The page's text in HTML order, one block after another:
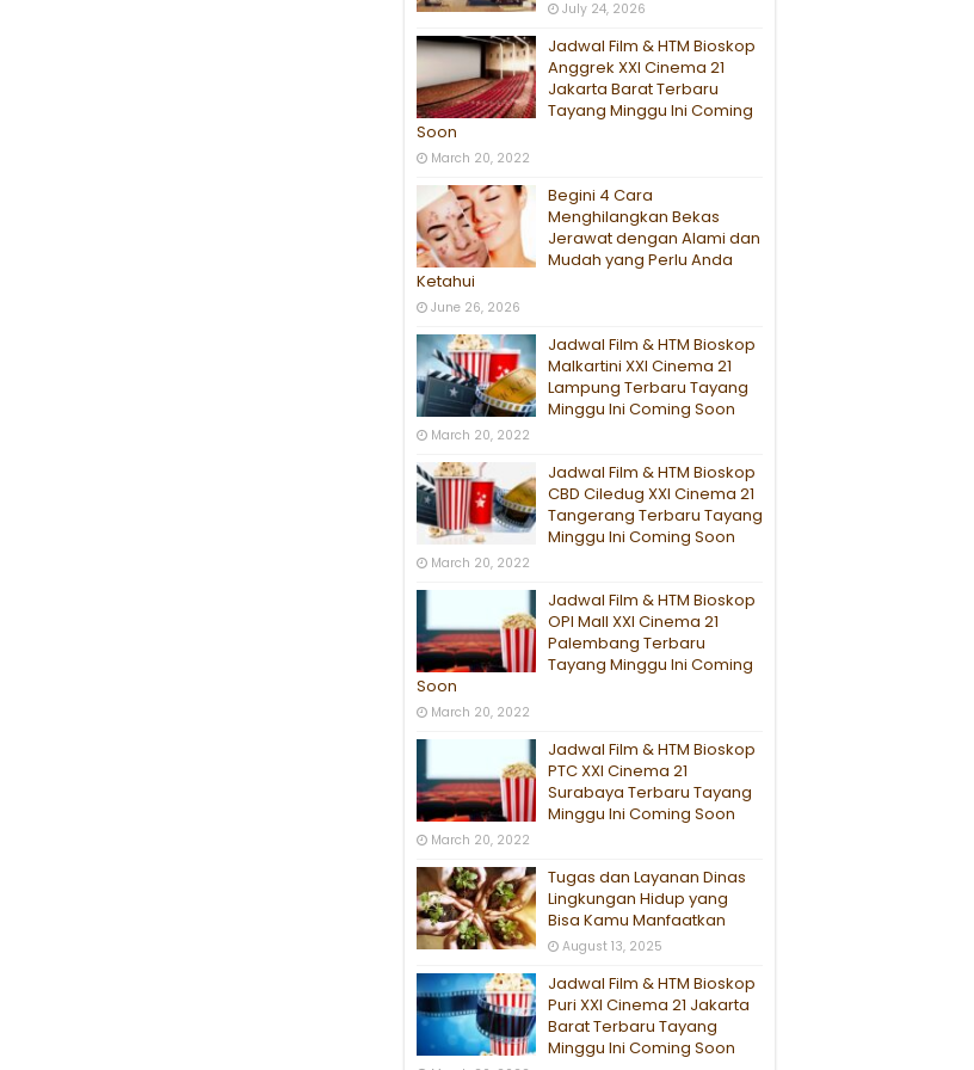
July 24, 2026
Jadwal Film & HTM Bioskop
Anggrek XXI Cinema 21
Jakarta Barat Terbaru
Tayang Minggu Ini Coming
Soon
March 20, 2022
Begini 4 Cara
Menghilangkan Bekas
Jerawat dengan Alami dan
Mudah yang Perlu Anda
Ketahui
June 26, 2026
Jadwal Film & HTM Bioskop
Malkartini XXI Cinema 21
Lampung Terbaru Tayang
Minggu Ini Coming Soon
March 20, 2022
Jadwal Film & HTM Bioskop
CBD Ciledug XXI Cinema 21
Tangerang Terbaru Tayang
Minggu Ini Coming Soon
March 20, 2022
Jadwal Film & HTM Bioskop
OPI Mall XXI Cinema 21
Palembang Terbaru
Tayang Minggu Ini Coming
Soon
March 20, 2022
Jadwal Film & HTM Bioskop
PTC XXI Cinema 21
Surabaya Terbaru Tayang
Minggu Ini Coming Soon
March 20, 2022
Tugas dan Layanan Dinas
Lingkungan Hidup yang
Bisa Kamu Manfaatkan
August 13, 2025
Jadwal Film & HTM Bioskop
Puri XXI Cinema 21 Jakarta
Barat Terbaru Tayang
Minggu Ini Coming Soon